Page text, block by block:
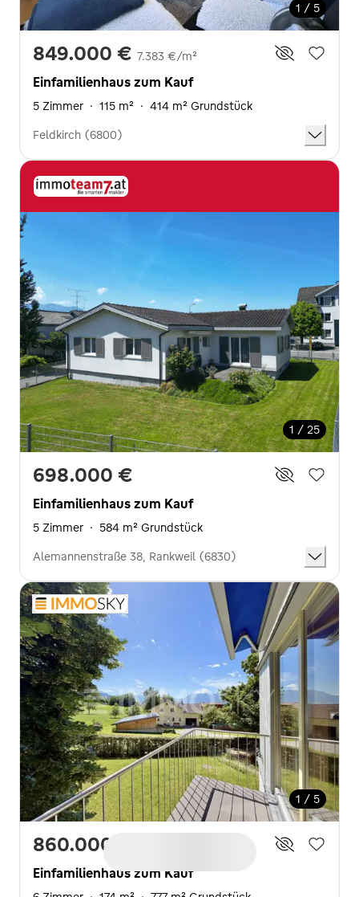
1 / 5
849.000 € 7.383 €/m²
Einfamilienhaus zum Kauf
5 Zimmer · 115 m² · 414 m² Grundstück
Feldkirch (6800)
1 / 25
698.000 €
Einfamilienhaus zum Kauf
5 Zimmer · 584 m² Grundstück
Alemannenstraße 38, Rankweil (6830)
1 / 5
860.000 €
Einfamilienhaus zum Kauf